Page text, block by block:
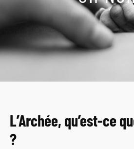
L’Archée, qu’est-ce
?